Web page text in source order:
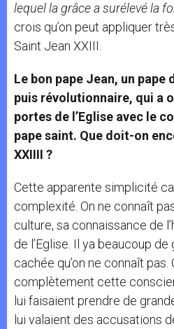
lequel la grâce a surélevé la
crois qu’on peut appliquer
Saint Jean XXIII.
Le bon pape Jean, un pape
puis révolutionnaire, qui a
portes de l’Eglise avec le
pape saint. Que doit-on
XXIIII ?
Cette apparente simplicité
complexité. On ne connaît
culture, sa connaissance de
de l’Eglise. Il ya beaucoup
cachée qu’on ne connaît pas.
complètement cette
lui faisaient prendre de
lui valaient des accusations